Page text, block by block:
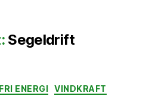
Segeldrift
Kategorier
FRI ENERGI VINDKRAFT